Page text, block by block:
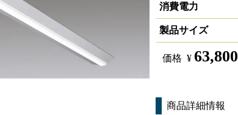
消費電力
製品サイズ
価格 ¥ 63,800
商品詳細情報